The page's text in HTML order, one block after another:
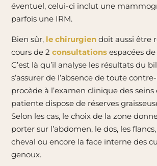
éventuel, celui-ci inclut une
parfois une IRM.
Bien sûr, le chirurgien doit aussi être
cours de 2consultations espacées
C’est là qu’il analyse les résultats du
s’assurer de l’absence de toute
procède à l’examen clinique des
patiente dispose de réserves
Selon les cas, le choix de la zone
porter sur l’abdomen, le dos, les
cheval ou encore la face interne des
genoux.